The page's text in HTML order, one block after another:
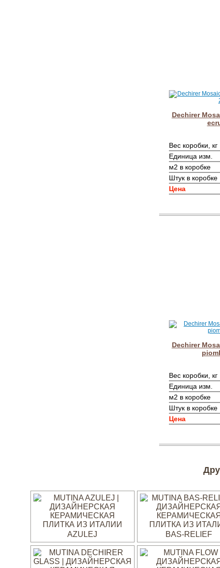
Dechirer
Вес коробки, кг
Единица изм.
м2 в коробке
Штук в коробке
Цена
Dechirer
Вес коробки, кг
Единица изм.
м2 в коробке
Штук в коробке
Цена
AZULEJ BAS-RELIEF